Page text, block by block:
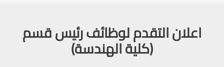
اعلان التقدم لوظائف رئيس قسم
(كلية الهندسة)